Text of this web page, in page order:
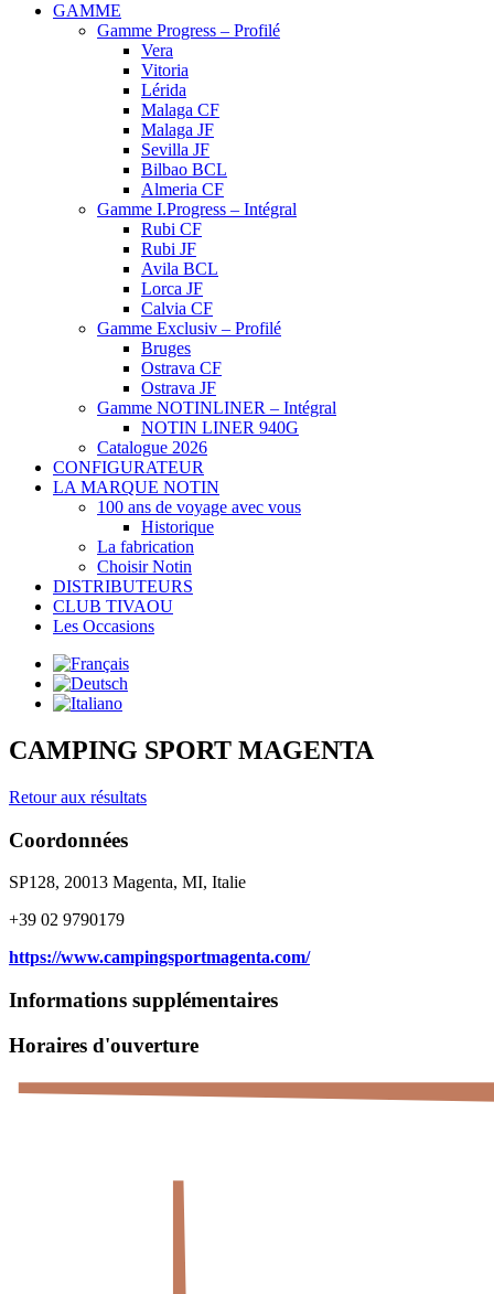
GAMME
Gamme Progress – Profilé
Vera
Vitoria
Lérida
Malaga CF
Malaga JF
Sevilla JF
Bilbao BCL
Almeria CF
Gamme I.Progress – Intégral
Rubi CF
Rubi JF
Avila BCL
Lorca JF
Calvia CF
Gamme Exclusiv – Profilé
Bruges
Ostrava CF
Ostrava JF
Gamme NOTINLINER – Intégral
NOTIN LINER 940G
Catalogue 2026
CONFIGURATEUR
LA MARQUE NOTIN
100 ans de voyage avec vous
Historique
La fabrication
Choisir Notin
DISTRIBUTEURS
CLUB TIVAOU
Les Occasions
CAMPING SPORT MAGENTA
Retour aux résultats
Coordonnées
SP128, 20013 Magenta, MI, Italie
+39 02 9790179
https://www.campingsportmagenta.com/
Informations supplémentaires
Horaires d'ouverture